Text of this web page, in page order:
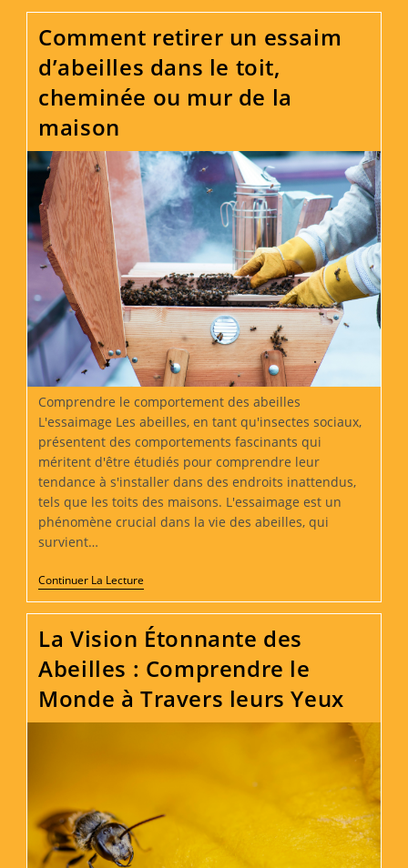
Comment retirer un essaim
d’abeilles dans le toit,
cheminée ou mur de la
maison
Comprendre le comportement des abeilles
L'essaimage Les abeilles, en tant qu'insectes sociaux,
présentent des comportements fascinants qui
méritent d'être étudiés pour comprendre leur
tendance à s'installer dans des endroits inattendus,
tels que les toits des maisons. L'essaimage est un
phénomène crucial dans la vie des abeilles, qui
survient…
Continuer La Lecture
Retirer
Un
Essaim
D’abeilles
Le
Toit,
Cheminée
Ou
Mur
La Vision Étonnante des
Abeilles : Comprendre le
Monde à Travers leurs Yeux